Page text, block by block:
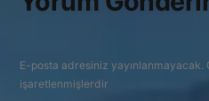
E-posta adresiniz yayınlanmayacak.
işaretlenmişlerdir